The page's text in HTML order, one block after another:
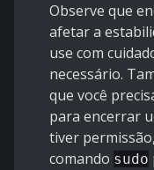
Observe que
afetar a
use com
necessário.
que você
para encerrar
tiver
comando sudo